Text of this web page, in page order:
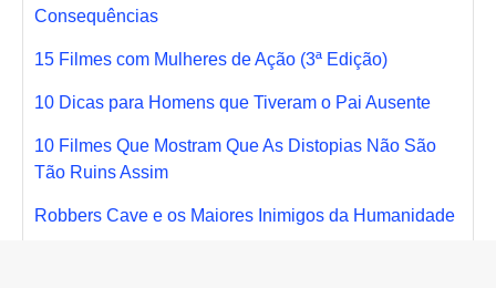
Consequências
15 Filmes com Mulheres de Ação (3ª Edição)
10 Dicas para Homens que Tiveram o Pai Ausente
10 Filmes Que Mostram Que As Distopias Não São
Tão Ruins Assim
Robbers Cave e os Maiores Inimigos da Humanidade